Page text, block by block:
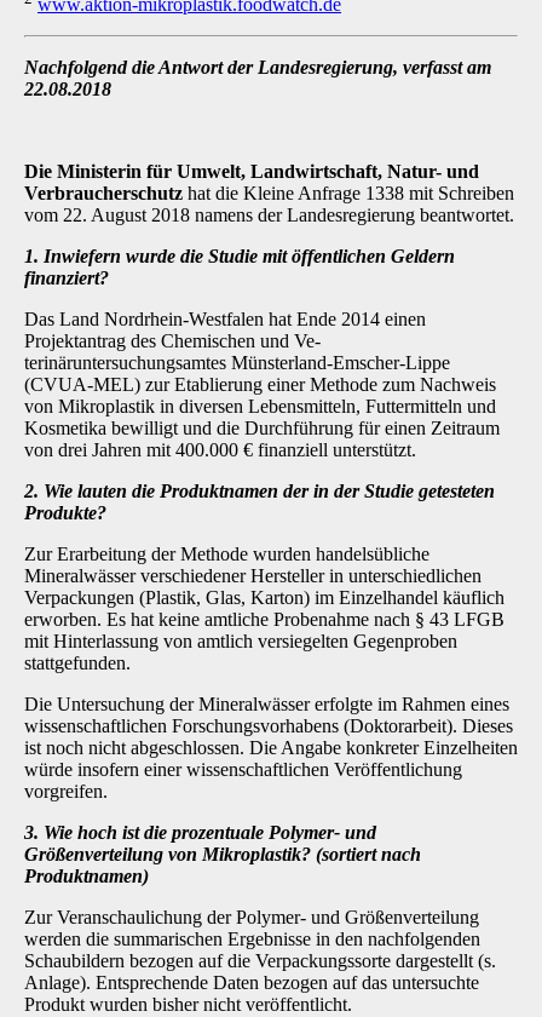
www.aktion-mikroplastik.foodwatch.de
Nachfolgend die Antwort der Landesregierung, verfasst am
22.08.2018
Die Ministerin für Umwelt, Landwirtschaft, Natur- und
Verbraucherschutz hat die Kleine Anfrage 1338 mit Schreiben
vom 22. August 2018 namens der Landesregierung beantwortet.
1. Inwiefern wurde die Studie mit öffentlichen Geldern
finanziert?
Das Land Nordrhein-Westfalen hat Ende 2014 einen
Projektantrag des Chemischen und Ve-
terinäruntersuchungsamtes Münsterland-Emscher-Lippe
(CVUA-MEL) zur Etablierung einer Methode zum Nachweis
von Mikroplastik in diversen Lebensmitteln, Futtermitteln und
Kosme­tika bewilligt und die Durchführung für einen Zeitraum
von drei Jahren mit 400.000 € finanziell unterstützt.
2. Wie lauten die Produktnamen der in der Studie getesteten
Produkte?
Zur Erarbeitung der Methode wurden handelsübliche
Mineralwässer verschiedener Hersteller in unterschiedlichen
Verpackungen (Plastik, Glas, Karton) im Einzelhandel käuflich
erworben. Es hat keine amtliche Probenahme nach § 43 LFGB
mit Hinterlassung von amtlich versiegelten Gegenproben
stattgefunden.
Die Untersuchung der Mineralwässer erfolgte im Rahmen eines
wissenschaftlichen For­schungsvorhabens (Doktorarbeit). Dieses
ist noch nicht abgeschlossen. Die Angabe konkreter Einzelheiten
würde insofern einer wissenschaftlichen Veröffentlichung
vorgreifen.
3. Wie hoch ist die prozentuale Polymer- und
Größenverteilung von Mikroplastik? (sortiert nach
Produktnamen)
Zur Veranschaulichung der Polymer- und Größenverteilung
werden die summarischen Ergeb­nisse in den nachfolgenden
Schaubildern bezogen auf die Verpackungssorte dargestellt (s.
Anlage). Entsprechende Daten bezogen auf das untersuchte
Produkt wurden bisher nicht ver­öffentlicht.